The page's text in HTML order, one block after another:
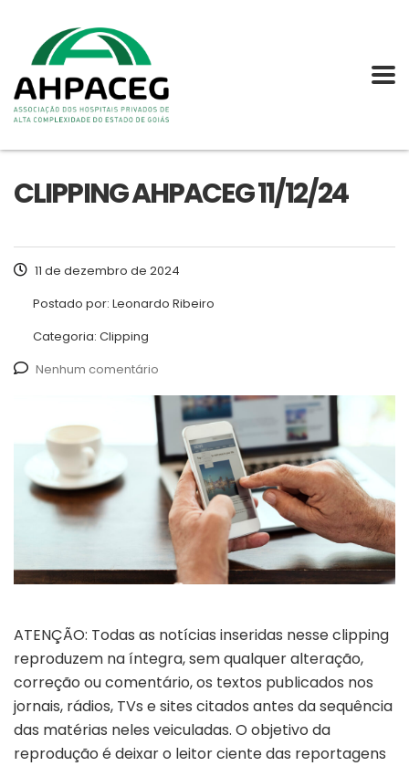
CLIPPING AHPACEG 11/12/24
11 de dezembro de 2024
Postado por: Leonardo Ribeiro
Categoria: Clipping
Nenhum comentário
ATENÇÃO: Todas as notícias inseridas nesse clipping
reproduzem na íntegra, sem qualquer alteração,
correção ou comentário, os textos publicados nos
jornais, rádios, TVs e sites citados antes da sequência
das matérias neles veiculadas. O objetivo da
reprodução é deixar o leitor ciente das reportagens